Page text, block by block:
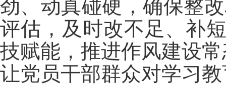
劲、动真碰硬，确保整
评估，及时改不足、补
技赋能，推进作风建设
让党员干部群众对学习